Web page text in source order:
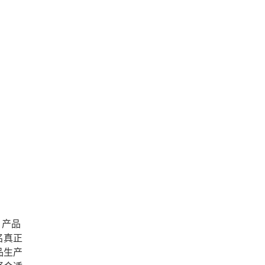
品
真正
生产